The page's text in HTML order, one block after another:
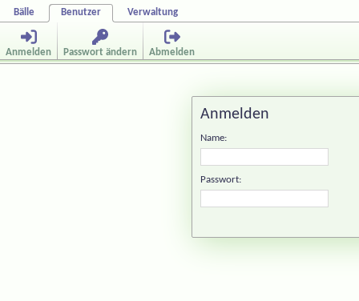
Bälle Benutzer Verwaltung
Anmelden Passwort ändern Abmelden
Anmelden
Name:
Passwort: